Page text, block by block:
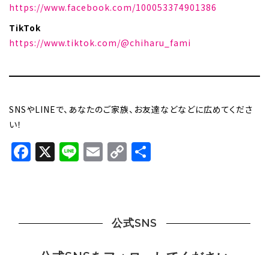
https://www.facebook.com/100053374901386
TikTok
https://www.tiktok.com/@chiharu_fami
SNSやLINEで、あなたのご家族、お友達などなどに広めてくださ
い！
Facebook
X LineEmail
Copy
公式SNS